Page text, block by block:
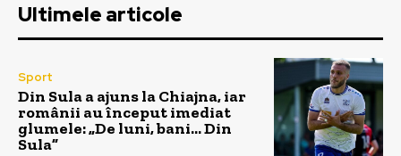
Ultimele articole
Sport
Din Sula a ajuns la Chiajna, iar
românii au început imediat
glumele: „De luni, bani… Din
Sula”